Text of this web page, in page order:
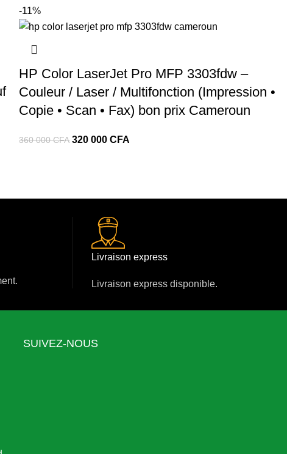
-11%
HP Color LaserJet Pro MFP 3303fdw –
Couleur / Laser / Multifonction (Impression •
Copie • Scan • Fax) bon prix Cameroun
360 000CFA 320 000CFA
Livraison express
Livraison express disponible.
SUIVEZ-NOUS